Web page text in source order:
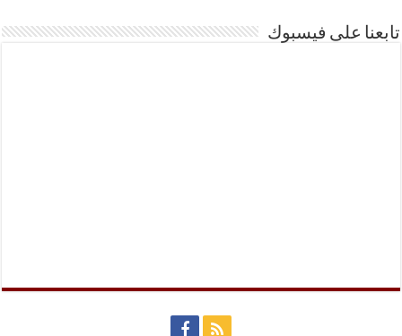
تابعنا على فيسبوك